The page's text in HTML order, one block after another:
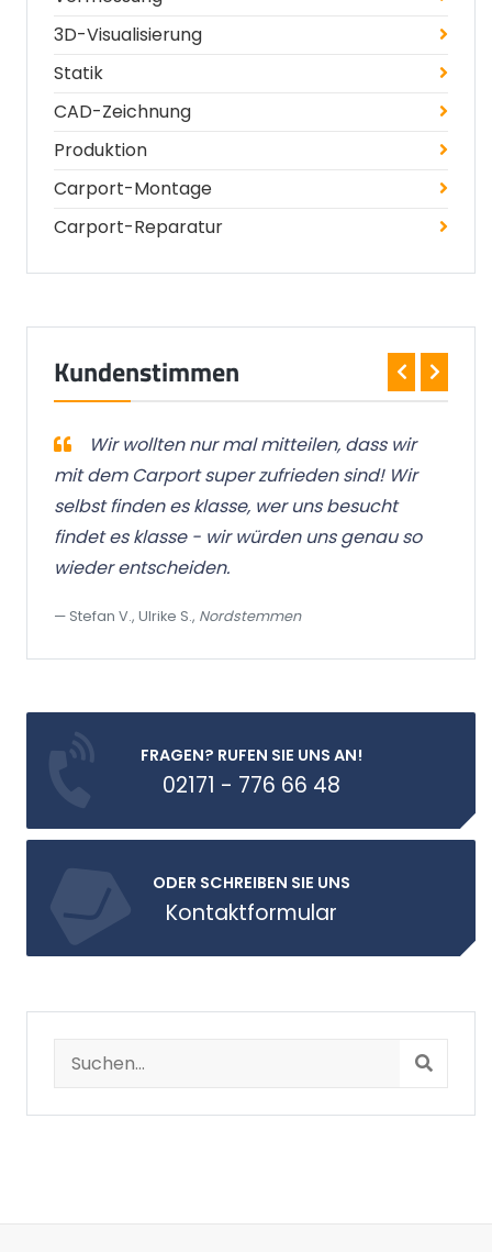
3D-Visualisierung
Statik
CAD-Zeichnung
Produktion
Carport-Montage
Carport-Reparatur
Kundenstimmen
Wir wollten nur mal mitteilen, dass wir
mit dem Carport super zufrieden sind! Wir
selbst finden es klasse, wer uns besucht
findet es klasse - wir würden uns genau so
wieder entscheiden.
Stefan V., Ulrike S., Nordstemmen
FRAGEN? RUFEN SIE UNS AN!
02171 - 776 66 48
ODER SCHREIBEN SIE UNS
Kontaktformular